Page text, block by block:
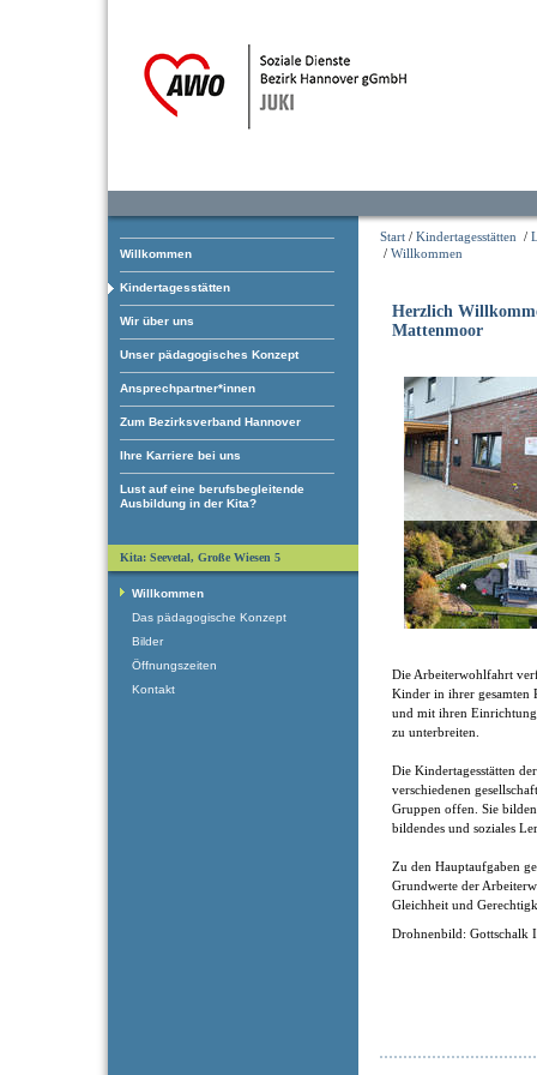
Willkommen
Kindertagesstätten
Wir über uns
Unser pädagogisches Konzept
Ansprechpartner*innen
Zum Bezirksverband Hannover
Ihre Karriere bei uns
Lust auf eine berufsbegleitende
Ausbildung in der Kita?
Start / Kindertagesstätten /
/ Willkommen
Herzlich
Mattenmoor
Die Arbeiterwohlfahrt
Kinder in ihrer gesamten
und mit ihren
zu unterbreiten.
Die Kindertagesstätten
verschiedenen
Gruppen offen. Sie
bildendes und soziales
Zu den Hauptaufgaben
Grundwerte der
Gleichheit und
Drohnenbild: Gottschalk
Kita: Seevetal, Große Wiesen 5
Willkommen
Das pädagogische Konzept
Bilder
Öffnungszeiten
Kontakt